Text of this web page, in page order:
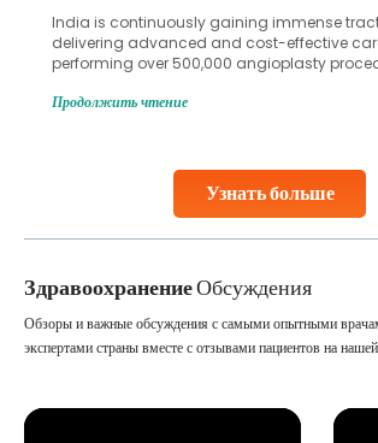
Узнать больше
Human sperm collection and processing
in advanced reproductive techniques like In
Fertilization (IVF) and intrauterine
challenges and help couples achieve their
collected, they process the
Продолжить чтение
ЗдравоохранениеОбсуждения
Обзоры и важные обсуждения с самыми опытными
экспертами страны вместе с отзывами пациентов на